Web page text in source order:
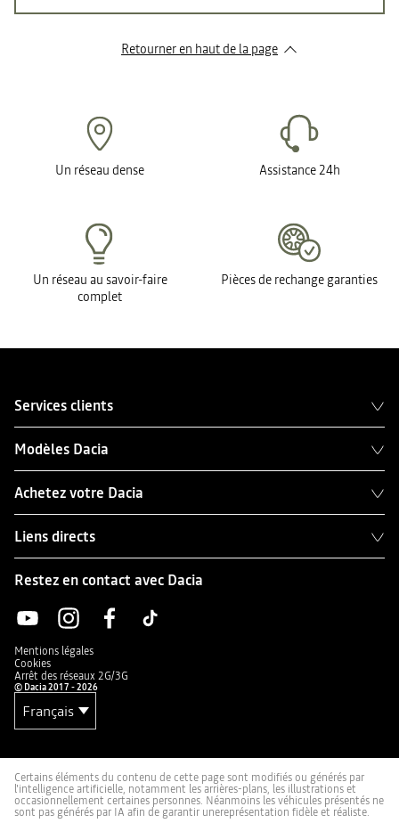
Retourner en haut de la page
Un réseau dense Assistance 24h
Un réseau au savoir-faire
complet
Pièces de rechange garanties
Services clients
Modèles Dacia
Achetez votre Dacia
Liens directs
Restez en contact avec Dacia
Mentions légales
Cookies
Arrêt des réseaux 2G/3G
© Dacia 2017 - 2026
Certains éléments du contenu de cette page sont modifiés ou générés par
l'intelligence artificielle, notamment les arrières-plans, les illustrations et
occasionnellement certaines personnes. Néanmoins les véhicules présentés ne
sont pas générés par IA afin de garantir unereprésentation fidèle et réaliste.